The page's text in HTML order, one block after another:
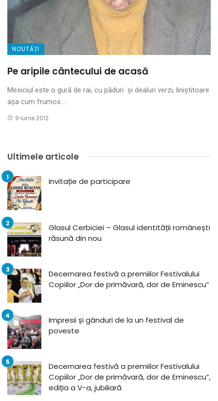
NOUTĂȚI
Pe aripile cântecului de acasă
Mesiciul este o gură de rai, cu păduri și dealuri verzi, liniștitoare
așa cum frumos ...
9 iunie 2012
Ultimele articole
Invitație de participare
Glasul Cerbiciei – Glasul identității românești
răsună din nou
Decernarea festivă a premiilor Festivalului
Copiilor „Dor de primăvară, dor de Eminescu”
Impresii și gânduri de la un festival de
poveste
Decernarea festivă a premiilor Festivalului
Copiilor „Dor de primăvară, dor de Eminescu”,
ediția a V-a, jubiliară